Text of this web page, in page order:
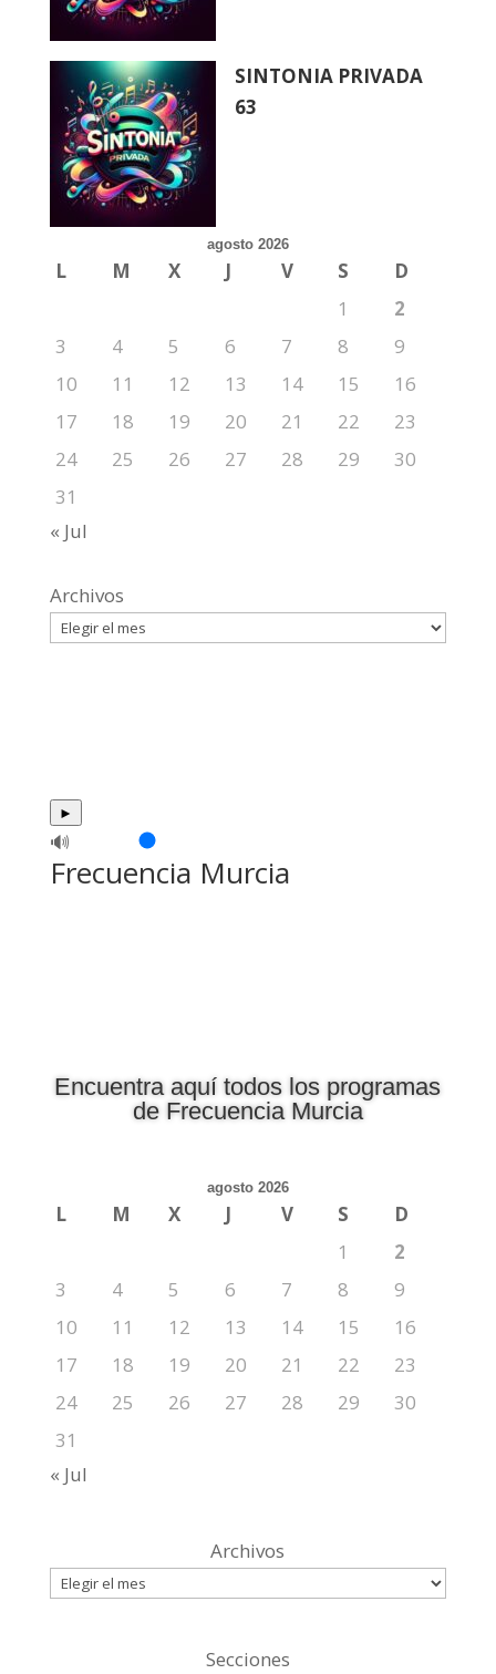
SINTONIA PRIVADA
63
agosto 2026
L M X J V S
D
1
2
3
4 5 6 7 8
9
10
11 12 13 14 15
16
17
18 19 20 21 22
23
24
25 26 27 28 29
30
31
« Jul
Archivos
►
🔊
Frecuencia Murcia
Encuentra aquí todos los programas
de Frecuencia Murcia
agosto 2026
L M X J V S
D
1
2
3
4 5 6 7 8
9
10
11 12 13 14 15
16
17
18 19 20 21 22
23
24
25 26 27 28 29
30
31
« Jul
Archivos
Secciones